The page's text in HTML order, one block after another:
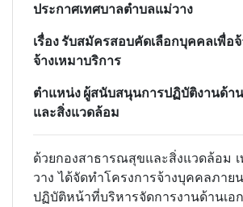
ประกาศเทศบาลตำบลแม่วาง
เรื่อง รับสมัครสอบคัดเลือกบุคคลเพื่อ
จ้างเหมาบริการ
ตำแหน่ง ผู้สนับสนุนการปฏิบัติงานด้า
และสิ่งแวดล้อม
ด้วยกองสาธารณสุขและสิ่งแวดล้อม
วาง ได้จัดทำโครงการจ้างบุคคลภาย
ปฏิบัติหน้าที่บริหารจัดการงานด้านเอ